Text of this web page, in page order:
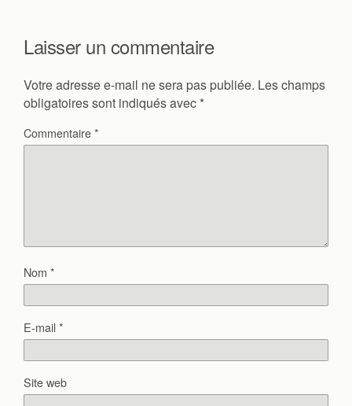
Laisser un commentaire
Votre adresse e-mail ne sera pas publiée. Les champs
obligatoires sont indiqués avec *
Commentaire*
Nom *
E-mail*
Site web